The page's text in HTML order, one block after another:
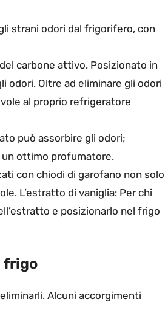
strani odori dal frigorifero, con
carbone attivo. Posizionato in
odori. Oltre ad eliminare gli odori
al proprio refrigeratore
può assorbire gli odori;
un ottimo profumatore.
con chiodi di garofano non solo
L’estratto di vaniglia: Per chi
e posizionarlo nel frigo
frigo
Alcuni accorgimenti